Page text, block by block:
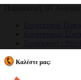
Καλέστε μας: